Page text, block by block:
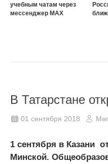
учебным чатам через
мессенджер MAX
В Татарстане
01 сентября 2018
1 сентября в Казани
Минской.